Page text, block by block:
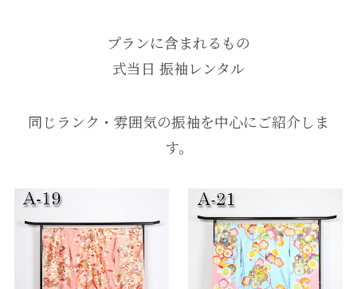
プランに含まれるもの
式当日 振袖レンタル
同じランク・雰囲気の振袖を中心にご紹介しま
す。